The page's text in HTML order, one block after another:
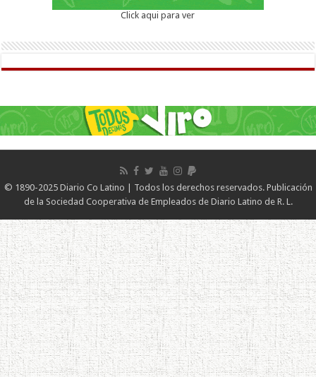
Click aqui para ver
© 1890-2025 Diario Co Latino | Todos los derechos reservados. Publicación
de la Sociedad Cooperativa de Empleados de Diario Latino de R. L.